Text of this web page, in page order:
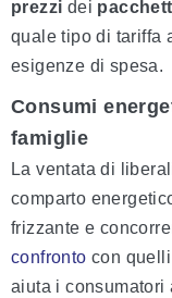
prezzi dei
quale tipo di tariffa
esigenze di spesa.
Consumi
famiglie
La ventata di
comparto
frizzante e
confronto con
aiuta i consumatori